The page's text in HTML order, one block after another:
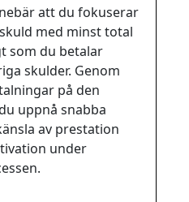
att du fokuserar
med minst total
som du betalar
skulder. Genom
på den
uppnå snabba
av prestation
under